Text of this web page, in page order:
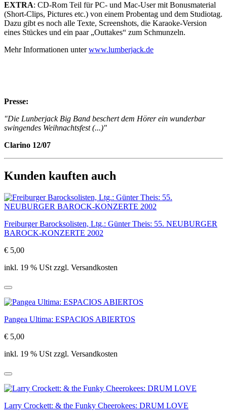
EXTRA: CD-Rom Teil für PC- und Mac-User mit Bonusmaterial
(Short-Clips, Pictures etc.) von einem Probentag und dem Studiotag.
Dazu gibt es noch alle Texte, Screenshots, die Karaoke-Version
eines Stückes und ein paar „Outtakes“ zum Schmunzeln.
Mehr Informationen unterwww.lumberjack.de
Presse:
"Die Lunberjack Big Band beschert dem Hörer ein wunderbar
swingendes Weihnachtsfest (...)"
Clarino 12/07
Kunden kauften auch
Freiburger Barocksolisten, Ltg.: Günter Theis: 55. NEUBURGER
BAROCK-KONZERTE 2002
€ 5,00
inkl. 19 % USt zzgl. Versandkosten
Pangea Ultima: ESPACIOS ABIERTOS
€ 5,00
inkl. 19 % USt zzgl. Versandkosten
Larry Crockett: & the Funky Cheerokees: DRUM LOVE